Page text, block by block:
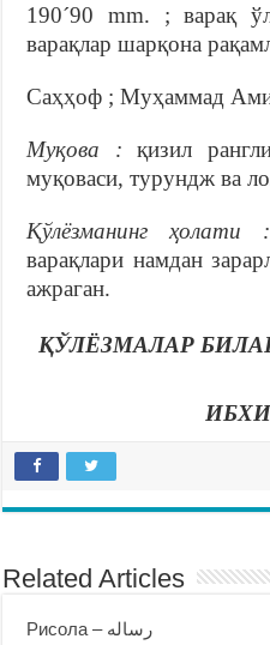
190´90 mm. ; варақ
варақлар шарқона
Саҳҳоф ; Муҳаммад
Муқова : қизил
муқоваси, турундж ва
Қўлёзманинг ҳолати :
варақлари намдан
ажраган.
ҚЎЛЁЗМАЛАР
Related Articles
Рисола – رساله